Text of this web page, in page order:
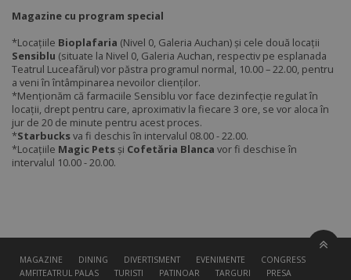
Magazine cu program special
*Locațiile Bioplafaria (Nivel 0, Galeria Auchan) și cele două locații
Sensiblu (situate la Nivel 0, Galeria Auchan, respectiv pe esplanada
Teatrul Luceafărul) vor păstra programul normal, 10.00 – 22.00, pentru
a veni în întâmpinarea nevoilor clienților.
*Menționăm că farmaciile Sensiblu vor face dezinfecție regulat în
locații, drept pentru care, aproximativ la fiecare 3 ore, se vor aloca în
jur de 20 de minute pentru acest proces.
*Starbucksva fi deschis în intervalul 08.00 - 22.00.
*Locațiile Magic Petsși Cofetăria Blanca vor fi deschise în
intervalul 10.00 - 20.00.
MAGAZINE DINING DIVERTISMENT EVENIMENTE
CONGRESS HALL
AMFITEATRUL PALAS
TURISTI PATINOAR TARGURI PRESA